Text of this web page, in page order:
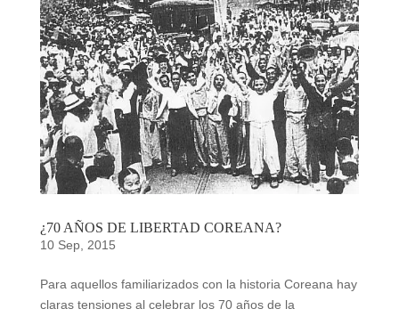
¿70 AÑOS DE LIBERTAD COREANA?
10 Sep, 2015
Para aquellos familiarizados con la historia Coreana hay
claras tensiones al celebrar los 70 años de la